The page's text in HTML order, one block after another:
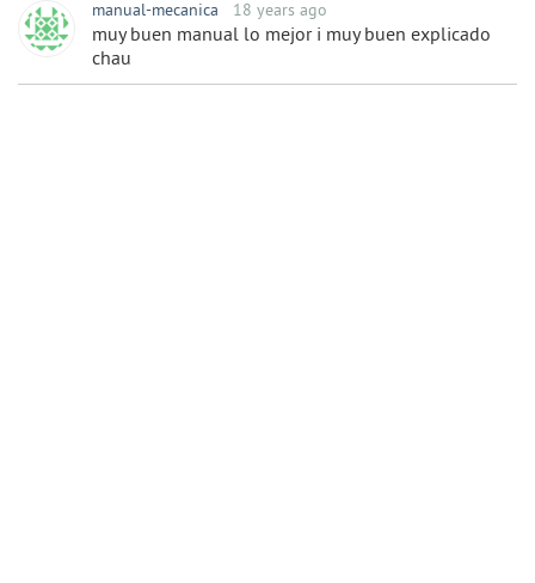
manual-mecanica 18 years ago
muy buen manual lo mejor i muy buen explicado
chau